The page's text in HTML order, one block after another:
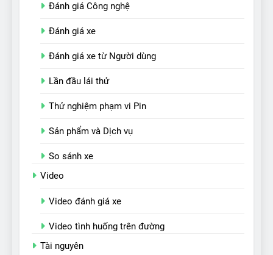
Đánh giá Công nghệ
Đánh giá xe
Đánh giá xe từ Người dùng
Lần đầu lái thử
Thử nghiệm phạm vi Pin
Sản phẩm và Dịch vụ
So sánh xe
Video
Video đánh giá xe
Video tình huống trên đường
Tài nguyên